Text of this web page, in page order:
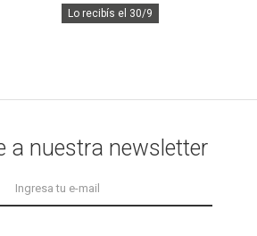
Lo recibís el 30/9
a nuestra newsletter